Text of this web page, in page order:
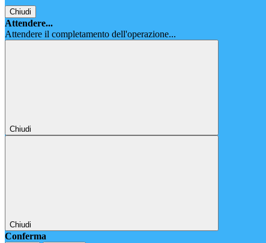
Chiudi
Attendere...
Attendere il completamento dell'operazione...
Chiudi
Chiudi
Conferma